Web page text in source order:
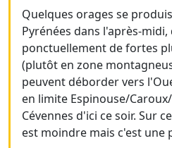
Quelques orages se
Pyrénées dans l'après-
ponctuellement de fortes
(plutôt en zone
peuvent déborder vers
en limite Espinouse/
Cévennes d'ici ce soir. Sur
est moindre mais c'est une